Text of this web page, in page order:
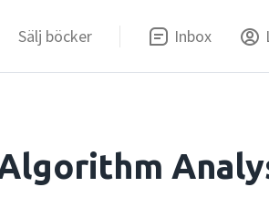
Sälj böcker Inbox